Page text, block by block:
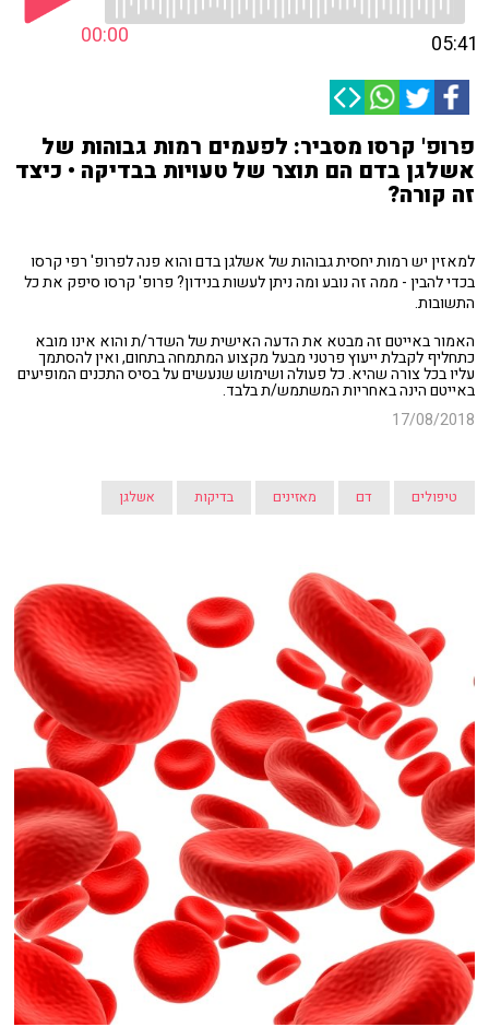
00:00 05:41
פרופ' קרסו מסביר: לפעמים רמות גבוהות של
אשלגן בדם הם תוצר של טעויות בבדיקה • כיצד
זה קורה?
למאזין יש רמות יחסית גבוהות של אשלגן בדם והוא פנה לפרופ' רפי קרסו
בכדי להבין - ממה זה נובע ומה ניתן לעשות בנידון? פרופ' קרסו סיפק את כל
התשובות.
האמור באייטם זה מבטא את הדעה האישית של השדר/ת והוא אינו מובא
כתחליף לקבלת ייעוץ פרטני מבעל מקצוע המתמחה בתחום, ואין להסתמך
עליו בכל צורה שהיא. כל פעולה ושימוש שנעשים על בסיס התכנים המופיעים
באייטם הינה באחריות המשתמש/ת בלבד.
17/08/2018
טיפולים דם מאזינים בדיקות אשלגן